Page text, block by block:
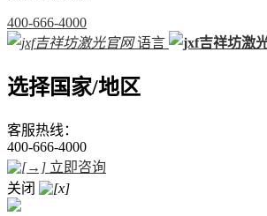
400-666-4000
语言
选择国家/地区
客服热线：
400-666-4000
立即咨询
关闭